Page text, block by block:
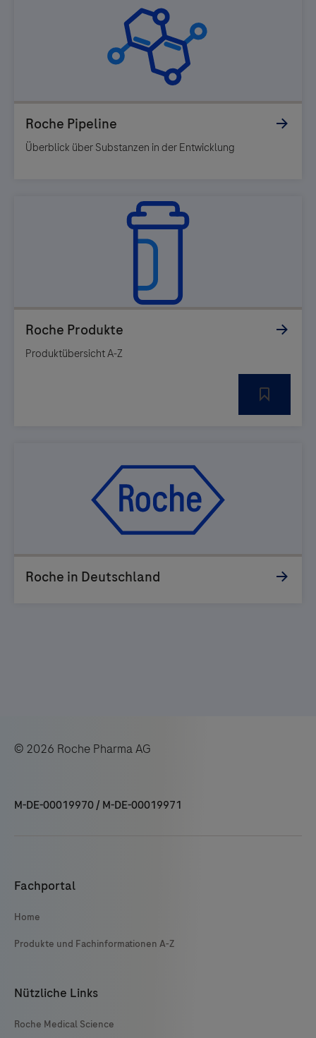
Überblick über Substanzen in der Entwicklung
Produktübersicht A-Z
© 2026 Roche Pharma AG
M-DE-00019970 / M-DE-00019971
Fachportal
Home
Produkte und Fachinformationen A-Z
Nützliche Links
Roche Medical Science